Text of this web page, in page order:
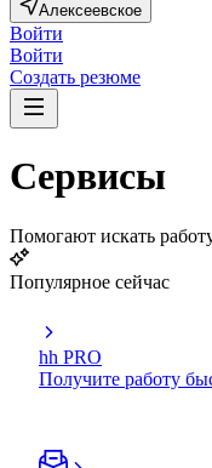
Алексеевское
Войти
Войти
Создать резюме
Сервисы
Помогают искать
Популярное сейчас
hh PRO
Получите работу